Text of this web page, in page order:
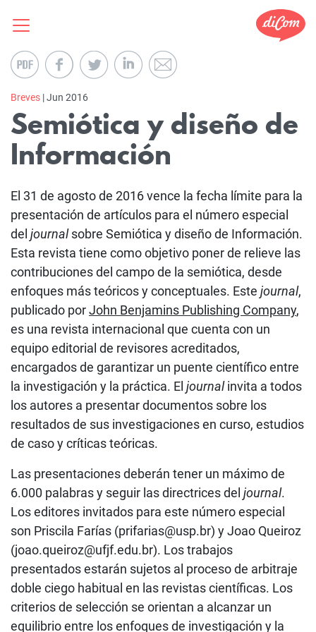
Breves | Jun 2016
Semiótica y diseño de
Información
El 31 de agosto de 2016 vence la fecha límite para la
presentación de artículos para el número especial
del journalsobre Semiótica y diseño de Información.
Esta revista tiene como objetivo poner de relieve las
contribuciones del campo de la semiótica, desde
enfoques más teóricos y conceptuales. Este journal,
publicado porJohn Benjamins Publishing Company,
es una revista internacional que cuenta con un
equipo editorial de revisores acreditados,
encargados de garantizar un puente científico entre
la investigación y la práctica. El journalinvita a todos
los autores a presentar documentos sobre los
resultados de sus investigaciones en curso, estudios
de caso y críticas teóricas.
Las presentaciones deberán tener un máximo de
6.000 palabras y seguir las directrices del journal.
Los editores invitados para este número especial
son Priscila Farías (prifarias@usp.br) y Joao Queiroz
(joao.queiroz@ufjf.edu.br). Los trabajos
presentados estarán sujetos al proceso de arbitraje
doble ciego habitual en las revistas científicas. Los
criterios de selección se orientan a alcanzar un
equilibrio entre los enfoques de investigación y la